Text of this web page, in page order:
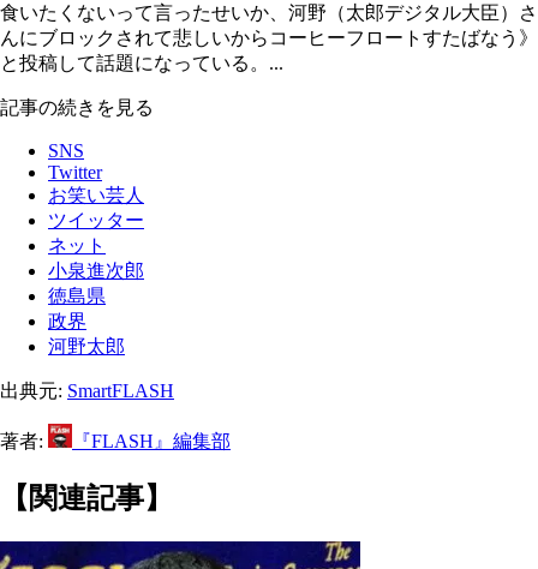
食いたくないって言ったせいか、河野（太郎デジタル大臣）さ
んにブロックされて悲しいからコーヒーフロートすたばなう》
と投稿して話題になっている。...
記事の続きを見る
SNS
Twitter
お笑い芸人
ツイッター
ネット
小泉進次郎
徳島県
政界
河野太郎
出典元: SmartFLASH
著者: 『FLASH』編集部
【関連記事】